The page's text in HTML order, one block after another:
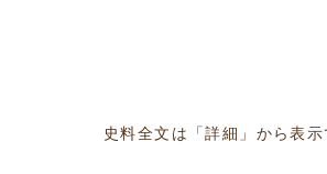
史料全文は「詳細」から表